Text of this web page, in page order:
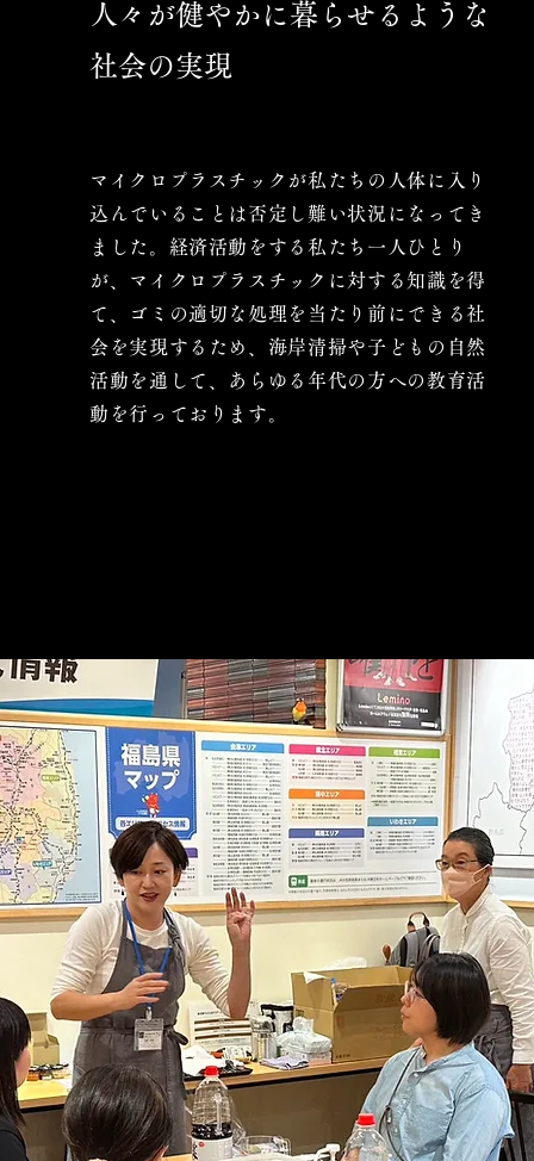
​人々が健やかに暮らせる ような
社会の実現
マイクロプラスチックが私たちの人体に入り
込んでいることは否定し難い状況になってき
ました。経済活動をする私たち一人ひとり
が、マイクロプラスチックに対する知識を得
て、ゴミの適切な処理を当たり前にできる社
会を実現するため、海岸清掃や子どもの自然
活動を通して、あらゆる年代の方への教育活
動を行っております。